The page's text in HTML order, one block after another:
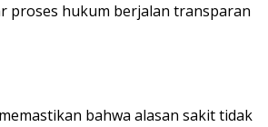
proses hukum berjalan transparan
bahwa alasan sakit tidak